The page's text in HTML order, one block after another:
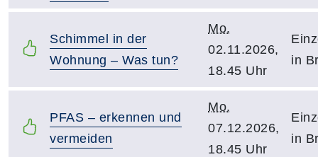
Schimmel in der
Wohnung – Was tun?
Mo.
02.11.2026,
18.45 Uhr
in
PFAS – erkennen und
vermeiden
Mo.
07.12.2026,
18.45 Uhr
in